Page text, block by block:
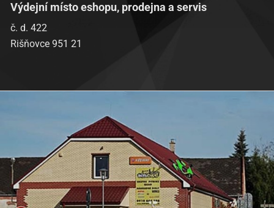
Výdejní místo eshopu, prodejna a servis
č. d. 422
Rišňovce 951 21